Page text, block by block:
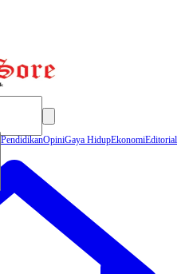
PendidikanOpiniGaya HidupEkonomiEditorial